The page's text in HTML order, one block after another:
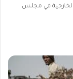
الخارجية في مجلس